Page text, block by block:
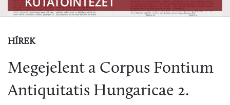
HÍREK
Megejelent a Corpus Fontium
Antiquitatis Hungaricae 2.